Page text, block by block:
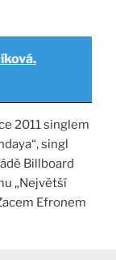
2011 singlem
singl
Billboard
„Největší
Efronem